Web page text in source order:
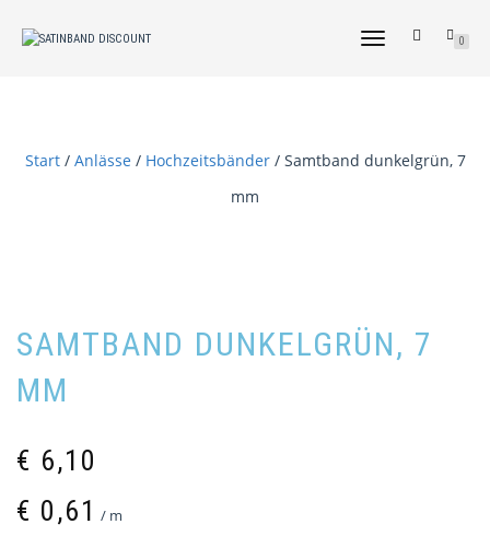
NAVIGATION
0
Start/ Anlässe/ Hochzeitsbänder/ Samtband dunkelgrün, 7
mm
SAMTBAND DUNKELGRÜN, 7
MM
€ 6,10
€ 0,61 / m